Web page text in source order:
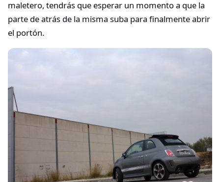
maletero, tendrás que esperar un momento a que la
parte de atrás de la misma suba para finalmente abrir
el portón.